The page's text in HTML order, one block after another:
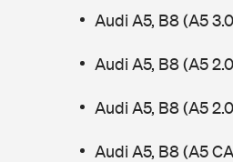
Audi A5, B8 (A5
Audi A5, B8 (A5
Audi A5, B8 (A5
Audi A5, B8 (A5